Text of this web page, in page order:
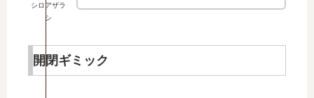
シロアザラ
シ
開閉ギミック